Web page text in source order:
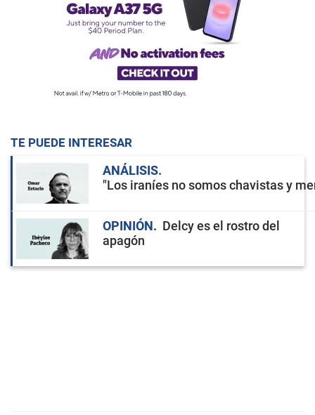
TE PUEDE INTERESAR
ANÁLISIS
"Los iraníes no somos chavistas y
OPINIÓN
Delcy es el rostro del
apagón